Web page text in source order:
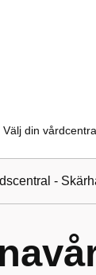
Välj din
-